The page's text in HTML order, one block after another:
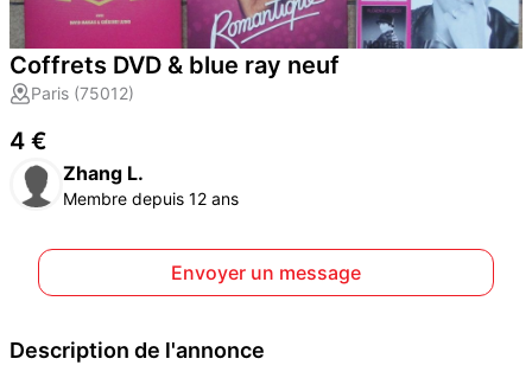
Coffrets DVD & blue ray neuf
Paris (75012)
4 €
Zhang L.
Membre depuis 12 ans
Envoyer un message
Description de l'annonce